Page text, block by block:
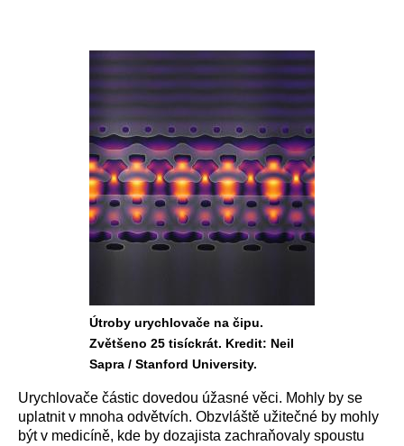
Útroby urychlovače na čipu.
Zvětšeno 25 tisíckrát. Kredit: Neil
Sapra / Stanford University.
Urychlovače částic dovedou úžasné věci. Mohly by se
uplatnit v mnoha odvětvích. Obzvláště užitečné by mohly
být v medicíně, kde by dozajista zachraňovaly spoustu